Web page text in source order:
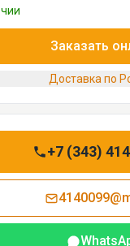
Заказать
Доставка по
+7 (343)